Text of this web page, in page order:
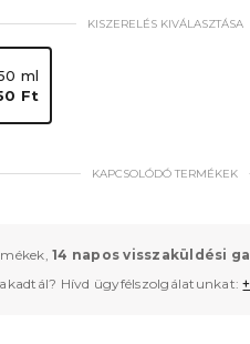
KISZERELÉS KIVÁLASZTÁSA
ml
Ft
KAPCSOLÓDÓ TERMÉKEK
14 napos visszaküldési
Hívd ügyfélszolgálatunkat: